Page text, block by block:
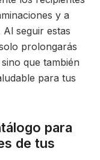
y a
seguir estas
prolongarás
que también
para tus
para
de tus